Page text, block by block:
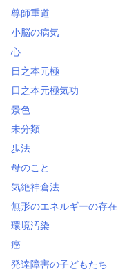
尊師重道
小脳の病気
心
日之本元極
日之本元極気功
景色
未分類
歩法
母のこと
気絶神倉法
無形のエネルギーの存在
環境汚染
癌
発達障害の子どもたち